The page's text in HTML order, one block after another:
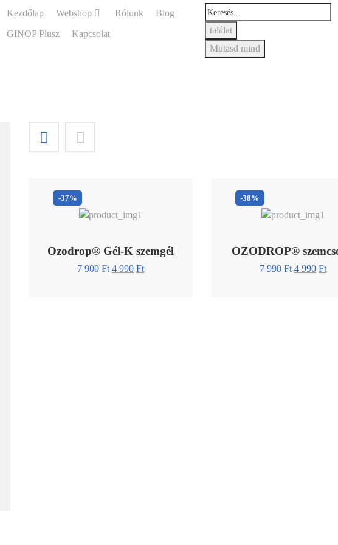
Kezdőlap Webshop Rólunk
Blog
GINOP Plusz
Kapcsolat
találat
Mutasd mind
-37%
Ozodrop® Gél-K szemgél
7 900 Ft 4 990 Ft
-38%
OZODROP®
7 990 Ft 4 990 Ft